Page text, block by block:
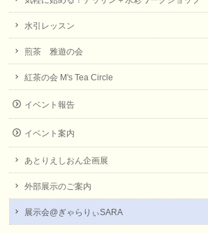
水引レッスン
煎茶 雅遊の会
紅茶の会 M's Tea Circle
イベント報告
イベント案内
あとりえしおん企画展
外部展示のご案内
展示会@ぎゃらりぃSARA